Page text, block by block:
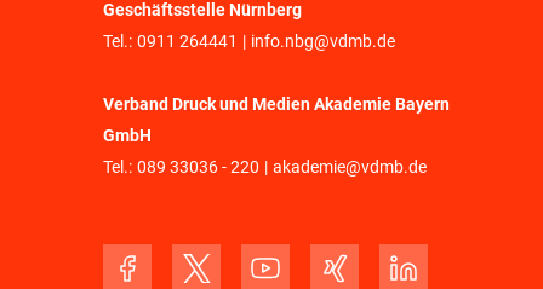
Geschäftsstelle Nürnberg
Tel.: 0911 264441 | info.nbg@vdmb.de
Verband Druck und Medien Akademie Bayern
GmbH
Tel.: 089 33036 - 220 | akademie@vdmb.de